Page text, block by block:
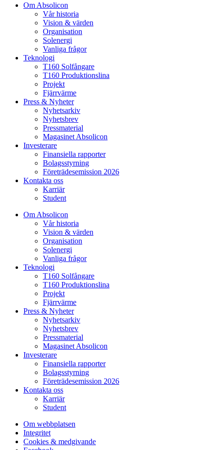
Om Absolicon
Vår historia
Vision & värden
Organisation
Solenergi
Vanliga frågor
Teknologi
T160 Solfångare
T160 Produktionslina
Projekt
Fjärrvärme
Press & Nyheter
Nyhetsarkiv
Nyhetsbrev
Pressmaterial
Magasinet Absolicon
Investerare
Finansiella rapporter
Bolagsstyrning
Företrädesemission 2026
Kontakta oss
Karriär
Student
Om Absolicon
Vår historia
Vision & värden
Organisation
Solenergi
Vanliga frågor
Teknologi
T160 Solfångare
T160 Produktionslina
Projekt
Fjärrvärme
Press & Nyheter
Nyhetsarkiv
Nyhetsbrev
Pressmaterial
Magasinet Absolicon
Investerare
Finansiella rapporter
Bolagsstyrning
Företrädesemission 2026
Kontakta oss
Karriär
Student
Om webbplatsen
Integritet
Cookies & medgivande